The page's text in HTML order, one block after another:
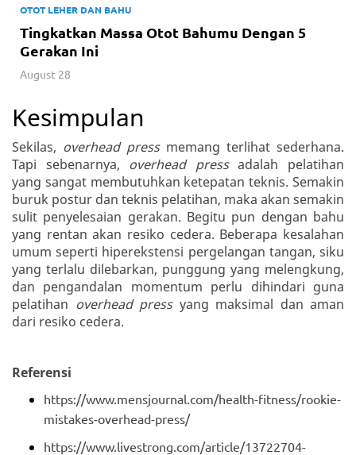
OTOT LEHER DAN BAHU
Tingkatkan Massa Otot Bahumu Dengan 5
Gerakan Ini
August 28
Kesimpulan
Sekilas, overhead pressmemang terlihat sederhana.
Tapi sebenarnya, overhead pressadalah pelatihan
yang sangat membutuhkan ketepatan teknis. Semakin
buruk postur dan teknis pelatihan, maka akan semakin
sulit penyelesaian gerakan. Begitu pun dengan bahu
yang rentan akan resiko cedera. Beberapa kesalahan
umum seperti hiperekstensi pergelangan tangan, siku
yang terlalu dilebarkan, punggung yang melengkung,
dan pengandalan momentum perlu dihindari guna
pelatihan overhead pressyang maksimal dan aman
dari resiko cedera.
Referensi
https://www.mensjournal.com/health-fitness/rookie-
mistakes-overhead-press/
https://www.livestrong.com/article/13722704-